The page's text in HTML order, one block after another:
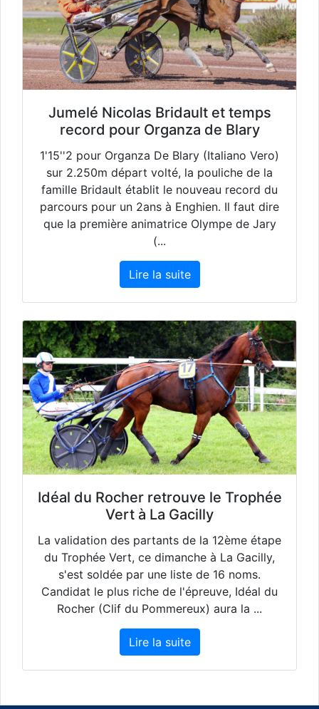
Jumelé Nicolas Bridault et temps
record pour Organza de Blary
1'15''2 pour Organza De Blary (Italiano Vero)
sur 2.250m départ volté, la pouliche de la
famille Bridault établit le nouveau record du
parcours pour un 2ans à Enghien. Il faut dire
que la première animatrice Olympe de Jary
(...
Lire la suite
Idéal du Rocher retrouve le Trophée
Vert à La Gacilly
La validation des partants de la 12ème étape
du Trophée Vert, ce dimanche à La Gacilly,
s'est soldée par une liste de 16 noms.
Candidat le plus riche de l'épreuve, Idéal du
Rocher (Clif du Pommereux) aura la ...
Lire la suite